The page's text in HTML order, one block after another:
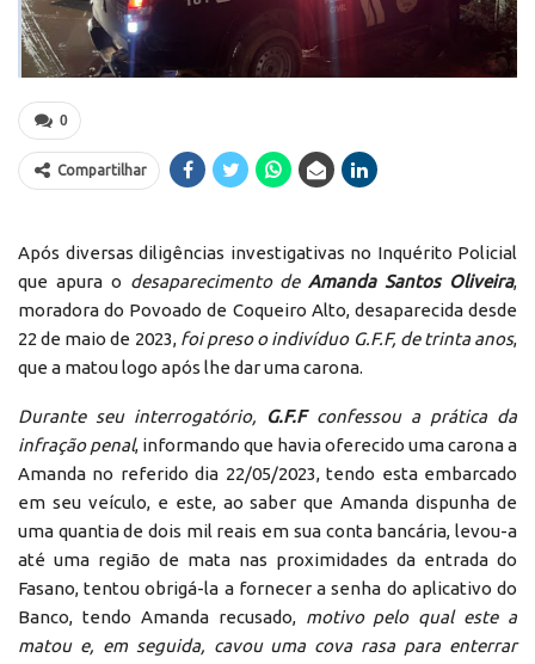
0
Compartilhar
Após diversas diligências investigativas no Inquérito Policial
que apura o desaparecimento deAmanda Santos Oliveira,
moradora do Povoado de Coqueiro Alto, desaparecida desde
22 de maio de 2023, foi preso o indivíduo G.F.F, de trinta anos,
que a matou logo após lhe dar uma carona.
Durante seu interrogatório, G.F.Fconfessou a prática da
infração penal, informando que havia oferecido uma carona a
Amanda no referido dia 22/05/2023, tendo esta embarcado
em seu veículo, e este, ao saber que Amanda dispunha de
uma quantia de dois mil reais em sua conta bancária, levou-a
até uma região de mata nas proximidades da entrada do
Fasano, tentou obrigá-la a fornecer a senha do aplicativo do
Banco, tendo Amanda recusado, motivo pelo qual este a
matou e, em seguida, cavou uma cova rasa para enterrar